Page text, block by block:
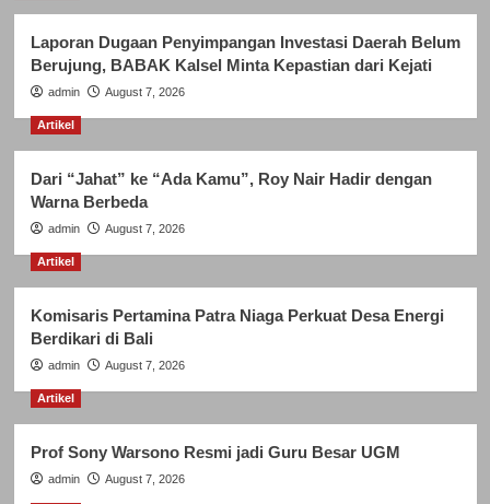
Kalsel,
Bahas
Pengembangan
Megaproyek
Nasional
Laporan Dugaan Penyimpangan Investasi Daerah Belum
Berujung, BABAK Kalsel Minta Kepastian dari Kejati
admin August 7, 2026
Artikel
Dari “Jahat” ke “Ada Kamu”, Roy Nair Hadir dengan
Warna Berbeda
admin August 7, 2026
Artikel
Komisaris Pertamina Patra Niaga Perkuat Desa Energi
Berdikari di Bali
admin August 7, 2026
Artikel
Prof Sony Warsono Resmi jadi Guru Besar UGM
admin August 7, 2026